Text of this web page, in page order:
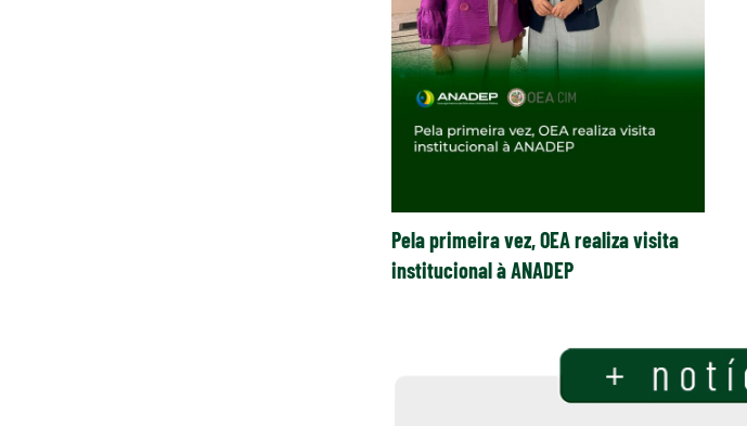
Pela primeira vez, OEA realiza visita
institucional à ANADEP